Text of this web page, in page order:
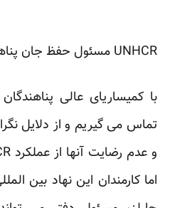
UNHCR مسئول حفظ جان پناهندگان است
با کمیساریای عالی
تماس می گیریم و از دلایل
اما کارمندان این نهاد بین